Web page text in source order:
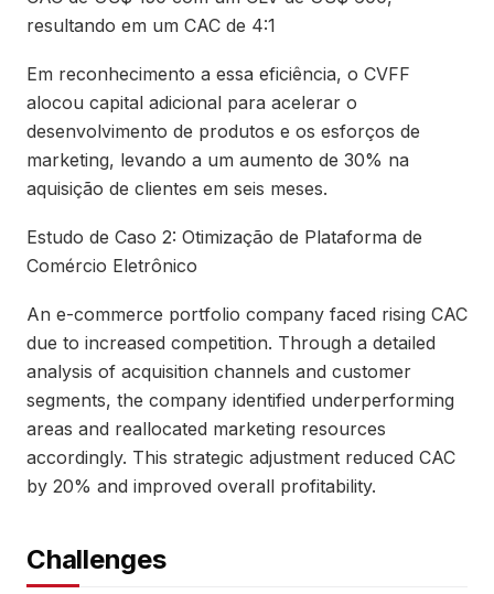
resultando em um CAC de 4:1
Em reconhecimento a essa eficiência, o CVFF
alocou capital adicional para acelerar o
desenvolvimento de produtos e os esforços de
marketing, levando a um aumento de 30% na
aquisição de clientes em seis meses.
Estudo de Caso 2: Otimização de Plataforma de
Comércio Eletrônico
An e-commerce portfolio company faced rising CAC
due to increased competition. Through a detailed
analysis of acquisition channels and customer
segments, the company identified underperforming
areas and reallocated marketing resources
accordingly. This strategic adjustment reduced CAC
by 20% and improved overall profitability.
Challenges